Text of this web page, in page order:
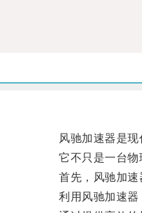
风驰加速器是现代
它不只是一台物理
首先，风驰加速器
利用风驰加速器，